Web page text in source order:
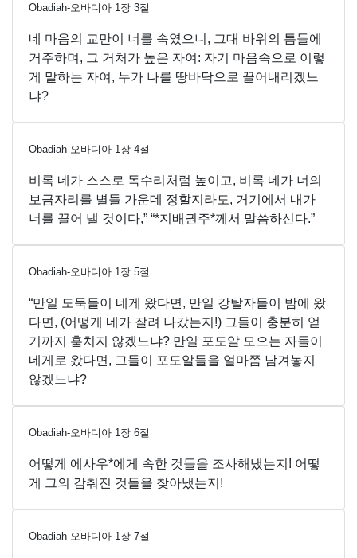
Obadiah-오바디아 1장 3절
네 마음의 교만이 너를 속였으니, 그대 바위의 틈들에
거주하며, 그 거처가 높은 자여: 자기 마음속으로 이렇
게 말하는 자여, 누가 나를 땅바닥으로 끌어내리겠느
냐?
Obadiah-오바디아 1장 4절
비록 네가 스스로 독수리처럼 높이고, 비록 네가 너의
보금자리를 별들 가운데 정할지라도, 거기에서 내가
너를 끌어 낼 것이다,” “*지배권주*께서 말씀하신다.”
Obadiah-오바디아 1장 5절
“만일 도둑들이 네게 왔다면, 만일 강탈자들이 밤에 왔
다면, (어떻게 네가 잘려 나갔는지!) 그들이 충분히 얻
기까지 훔치지 않겠느냐? 만일 포도알 모으는 자들이
네게로 왔다면, 그들이 포도알들을 얼마쯤 남겨놓지
않겠느냐?
Obadiah-오바디아 1장 6절
어떻게 에사우*에게 속한 것들을 조사해냈는지! 어떻
게 그의 감춰진 것들을 찾아냈는지!
Obadiah-오바디아 1장 7절